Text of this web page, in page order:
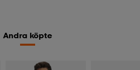
Andra köpte